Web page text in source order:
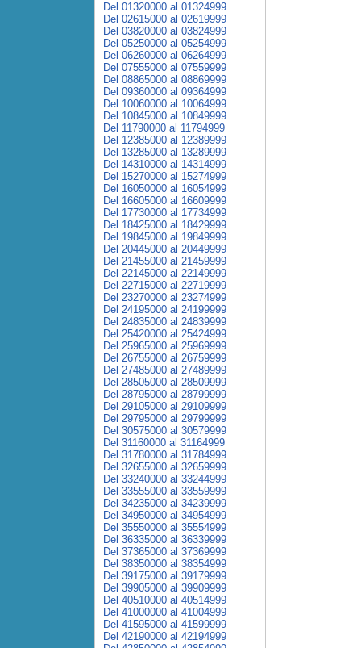
Del 01320000 al 01324999
Del 02615000 al 02619999
Del 03820000 al 03824999
Del 05250000 al 05254999
Del 06260000 al 06264999
Del 07555000 al 07559999
Del 08865000 al 08869999
Del 09360000 al 09364999
Del 10060000 al 10064999
Del 10845000 al 10849999
Del 11790000 al 11794999
Del 12385000 al 12389999
Del 13285000 al 13289999
Del 14310000 al 14314999
Del 15270000 al 15274999
Del 16050000 al 16054999
Del 16605000 al 16609999
Del 17730000 al 17734999
Del 18425000 al 18429999
Del 19845000 al 19849999
Del 20445000 al 20449999
Del 21455000 al 21459999
Del 22145000 al 22149999
Del 22715000 al 22719999
Del 23270000 al 23274999
Del 24195000 al 24199999
Del 24835000 al 24839999
Del 25420000 al 25424999
Del 25965000 al 25969999
Del 26755000 al 26759999
Del 27485000 al 27489999
Del 28505000 al 28509999
Del 28795000 al 28799999
Del 29105000 al 29109999
Del 29795000 al 29799999
Del 30575000 al 30579999
Del 31160000 al 31164999
Del 31780000 al 31784999
Del 32655000 al 32659999
Del 33240000 al 33244999
Del 33555000 al 33559999
Del 34235000 al 34239999
Del 34950000 al 34954999
Del 35550000 al 35554999
Del 36335000 al 36339999
Del 37365000 al 37369999
Del 38350000 al 38354999
Del 39175000 al 39179999
Del 39905000 al 39909999
Del 40510000 al 40514999
Del 41000000 al 41004999
Del 41595000 al 41599999
Del 42190000 al 42194999